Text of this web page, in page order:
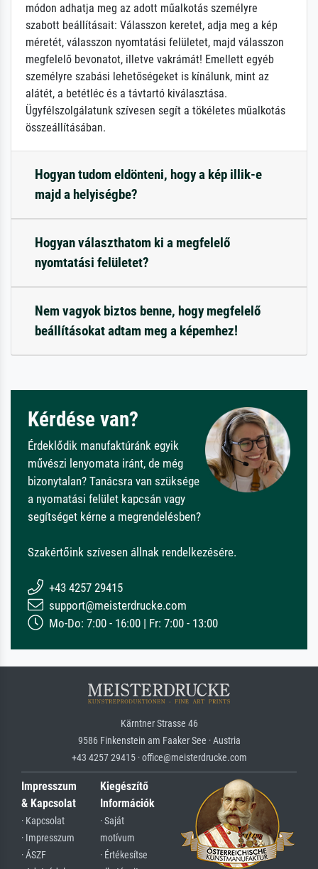
módon adhatja meg az adott műalkotás személyre
szabott beállításait: Válasszon keretet, adja meg a kép
méretét, válasszon nyomtatási felületet, majd válasszon
megfelelő bevonatot, illetve vakrámát! Emellett egyéb
személyre szabási lehetőségeket is kínálunk, mint az
alátét, a betétléc és a távtartó kiválasztása.
Ügyfélszolgálatunk szívesen segít a tökéletes műalkotás
összeállításában.
Hogyan tudom eldönteni, hogy a kép illik-e
majd a helyiségbe?
Hogyan választhatom ki a megfelelő
nyomtatási felületet?
Nem vagyok biztos benne, hogy megfelelő
beállításokat adtam meg a képemhez!
Kérdése van?
Érdeklődik manufaktúránk egyik
művészi lenyomata iránt, de még
bizonytalan? Tanácsra van szüksége
a nyomatási felület kapcsán vagy
segítséget kérne a megrendelésben?
Szakértőink szívesen állnak rendelkezésére.
+43 4257 29415
support@meisterdrucke.com
Mo-Do: 7:00 - 16:00 | Fr: 7:00 - 13:00
Kärntner Strasse 46
9586 Finkenstein am Faaker See · Austria
+43 4257 29415 · office@meisterdrucke.com
Impresszum
& Kapcsolat
· Kapcsolat
· Impresszum
· ÁSZF
Kiegészítő
Információk
· Saját
motívum
· Értékesítse